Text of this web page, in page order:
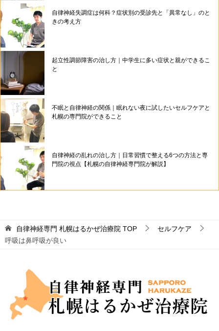
自律神経失調症は何科？症状別の受診先と「異常なし」のと
きの考え方
起立性調節障害の治し方｜中学生に多い症状と親ができるこ
と
不眠と自律神経の関係｜眠れない夜に試したいセルフケアと
札幌の専門院ができること
自律神経の乱れの治し方｜日常習慣で整える6つの方法と専
門院の視点【札幌の自律神経専門院が解説】
自律神経専門 札幌はるかぜ治療院 TOP
セルフケア
呼吸は鼻呼吸が良い